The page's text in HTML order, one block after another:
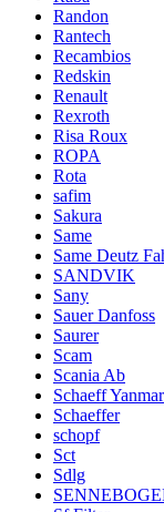
Randon
Rantech
Recambios
Redskin
Renault
Rexroth
Risa Roux
ROPA
Rota
safim
Sakura
Same
Same Deutz
SANDVIK
Sany
Sauer Danfoss
Saurer
Scam
Scania Ab
Schaeff Yanmar
Schaeffer
schopf
Sct
Sdlg